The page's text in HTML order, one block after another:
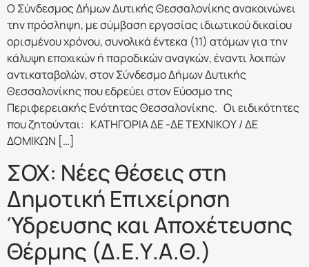
Ο Σύνδεσμος Δήμων Δυτικής Θεσσαλονίκης ανακοινώνει
την πρόσληψη, με σύμβαση εργασίας ιδιωτικού δικαίου
ορισμένου χρόνου, συνολικά έντεκα (11) ατόμων για την
κάλυψη εποχικών ή παροδικών αναγκών, έναντι λοιπών
αντικαταβολών, στον Σύνδεσμο Δήμων Δυτικής
Θεσσαλονίκης που εδρεύει στον Εύοσμο της
Περιφερειακής Ενότητας Θεσσαλονίκης. Οι ειδικότητες
που ζητούνται: ΚΑΤΗΓΟΡΙΑ ΔΕ -ΔΕ ΤΕΧΝΙΚΟΥ / ΔΕ
ΔΟΜΙΚΩΝ […]
ΣΟΧ: Νέες θέσεις στη
Δημοτική Επιχείρηση
Ύδρευσης και Αποχέτευσης
Θέρμης (Δ.Ε.Υ.Α.Θ.)